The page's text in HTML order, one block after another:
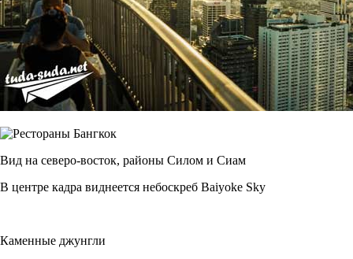
Вид на северо-восток, районы Силом и Сиам
В центре кадра виднеется небоскреб Baiyoke Sky
Каменные джунгли